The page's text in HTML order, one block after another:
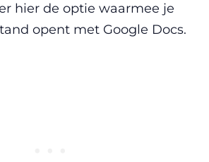
hier de optie waarmee je
opent met Google Docs.